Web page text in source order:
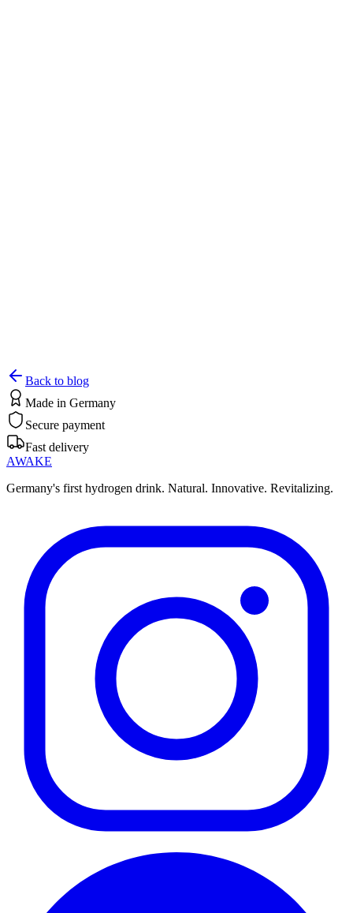
Read now
Back to blog
Made in Germany
Secure payment
Fast delivery
AWAKE
Germany's first hydrogen drink. Natural. Innovative. Revitalizing.